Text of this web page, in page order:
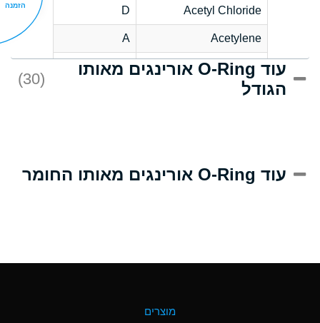
Acetyl Chloride
D
Acetylene
A
Acrlylonitrile
D
Adipic Acid
(Aqueous)
עוד O-Ring אורינגים מאותו
הגודל
(30)
עוד O-Ring אורינגים מאותו החומר
מוצרים
הזמנה